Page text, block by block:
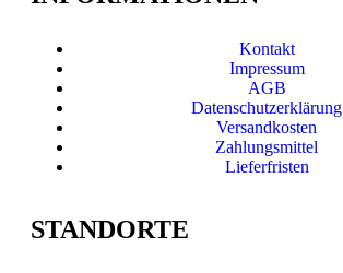
Kontakt
Impressum
AGB
Datenschutzerklärung
Versandkosten
Zahlungsmittel
Lieferfristen
STANDORTE